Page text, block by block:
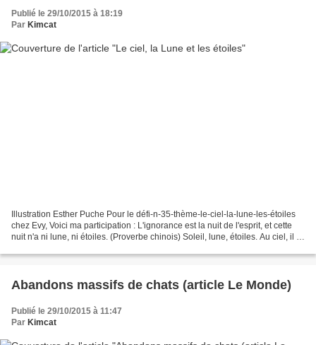
Publié le 29/10/2015 à 18:19
Par Kimcat
Illustration Esther Puche Pour le défi-n-35-thème-le-ciel-la-lune-les-étoiles
chez Evy, Voici ma participation : L'ignorance est la nuit de l'esprit, et cette
nuit n'a ni lune, ni étoiles. (Proverbe chinois) Soleil, lune, étoiles. Au ciel, il y
Abandons massifs de chats (article Le Monde)
Publié le 29/10/2015 à 11:47
Par Kimcat